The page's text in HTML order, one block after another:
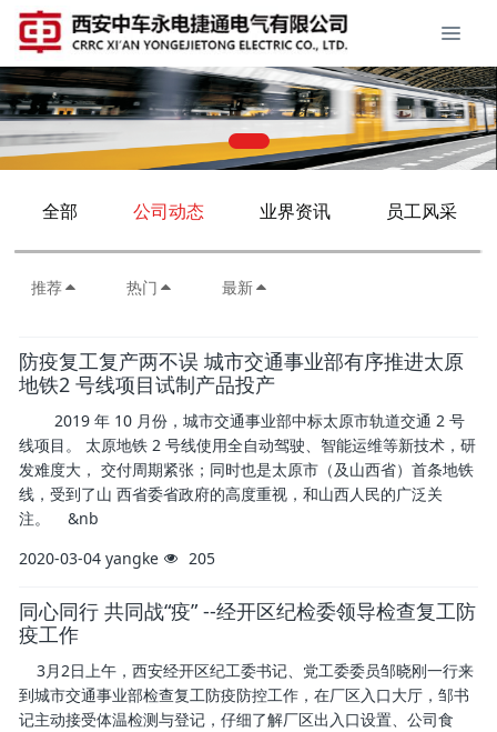
全部 公司动态 业界资讯 员工风采
推荐 热门 最新
防疫复工复产两不误 城市交通事业部有序推进太原
地铁2 号线项目试制产品投产
2019 年 10 月份，城市交通事业部中标太原市轨道交通 2 号
线项目。 太原地铁 2 号线使用全自动驾驶、智能运维等新技术，研
发难度大， 交付周期紧张；同时也是太原市（及山西省）首条地铁
线，受到了山 西省委省政府的高度重视，和山西人民的广泛关
注。 &nb
2020-03-04 yangke 205
同心同行 共同战“疫” --经开区纪检委领导检查复工防
疫工作
3月2日上午，西安经开区纪工委书记、党工委委员邹晓刚一行来
到城市交通事业部检查复工防疫防控工作，在厂区入口大厅，邹书
记主动接受体温检测与登记，仔细了解厂区出入口设置、公司食